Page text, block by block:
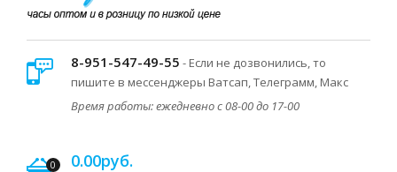
8-951-547-49-55 - Если не дозвонились, то
пишите в мессенджеры Ватсап, Телеграмм, Макс
Время работы: ежедневно с 08-00 до 17-00
0 0.00руб.